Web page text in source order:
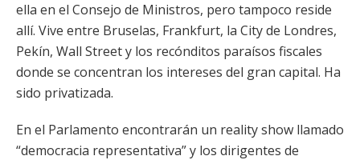
ella en el Consejo de Ministros, pero tampoco reside
allí. Vive entre Bruselas, Frankfurt, la City de Londres,
Pekín, Wall Street y los recónditos paraísos fiscales
donde se concentran los intereses del gran capital. Ha
sido privatizada.
En el Parlamento encontrarán un reality show llamado
“democracia representativa” y los dirigentes de